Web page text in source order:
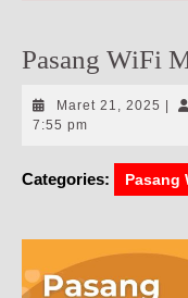
Pasang WiFi
Maret 21, 2025
7:55 pm
Categories: Pasang